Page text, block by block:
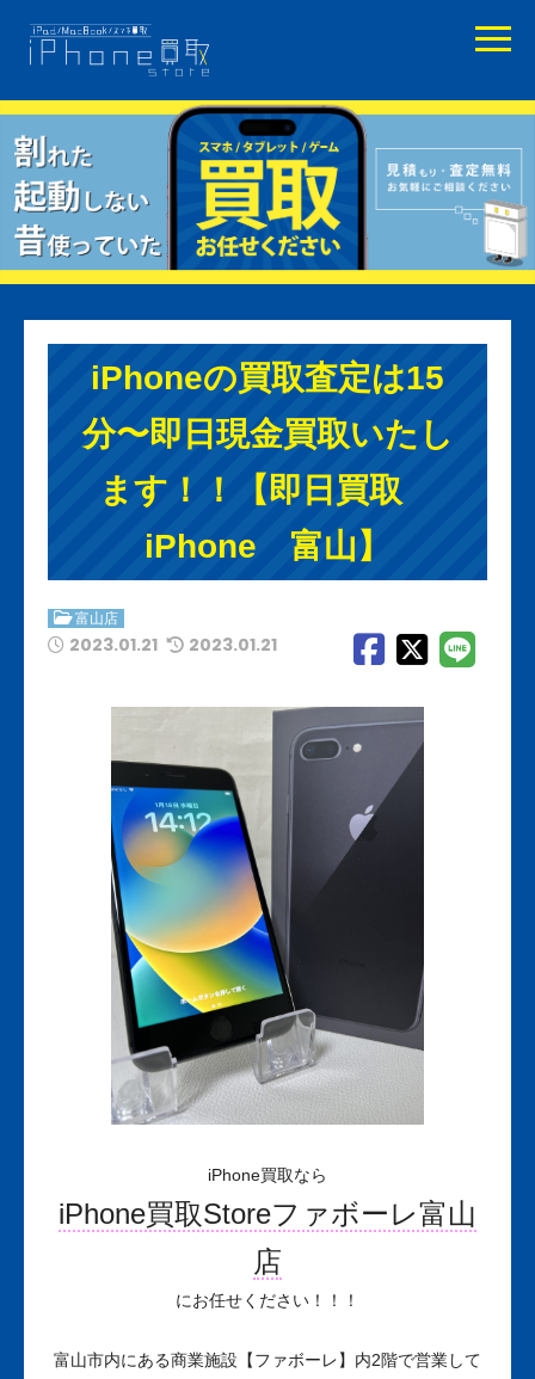
iPhoneの買取査定は15
分〜即日現金買取いたし
ます！！【即日買取
iPhone 富山】
富山店
2023.01.21 2023.01.21
iPhone買取なら
iPhone買取Storeファボーレ富山
店
にお任せください！！！
富山市内にある商業施設【ファボーレ】内2階で営業して